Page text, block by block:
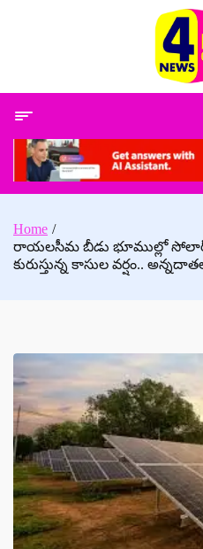
Home
రాయలసీమ బీడు భూముల్లో సోలార్
కురుస్తున్న కాసుల వర్షం..